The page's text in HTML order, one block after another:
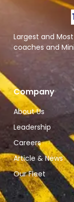
Largest and
coaches and
Company
About Us
Leadership
Careers
Article & News
Our Fleet